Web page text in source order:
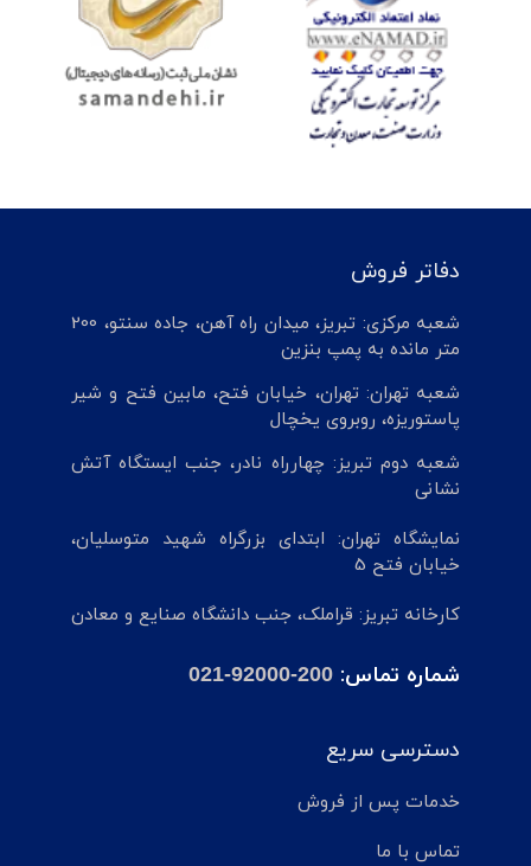
دفاتر فروش
شعبه مرکزی: تبریز، میدان راه آهن، جاده سنتو، 200
متر مانده به پمپ بنزین
شعبه تهران: تهران، خیابان فتح، مابین فتح و شیر
پاستوریزه، روبروی یخچال
شعبه دوم تبریز: چهارراه نادر، جنب ایستگاه آتش
نشانی
نمایشگاه تهران: ابتدای بزرگراه شهید متوسلیان،
خیابان فتح 5
کارخانه تبریز: قراملک، جنب دانشگاه صنایع و معادن
شماره تماس: 021-92000-200
دسترسی سریع
خدمات پس از فروش
تماس با ما